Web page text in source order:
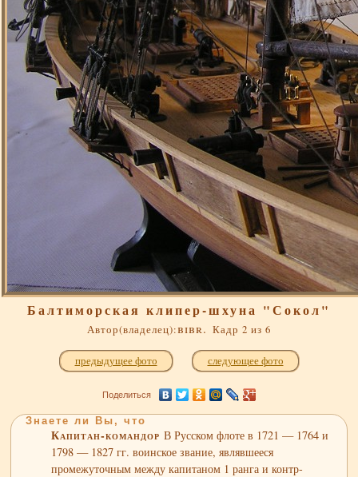
Балтиморская клипер-шхуна "Сокол"
Автор(владелец):bibr. Кадр 2 из 6
предыдущее фото следующее фото
Поделиться
Знаете ли Вы, что
Капитан-командорВ Русском флоте в 1721 — 1764 и
1798 — 1827 гг. воинское звание, являвшееся
промежуточным между капитаном 1 ранга и контр-